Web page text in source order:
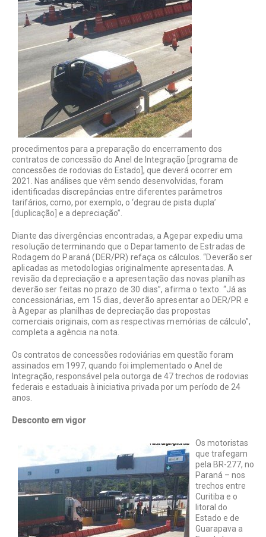
procedimentos para a preparação do encerramento dos
contratos de concessão do Anel de Integração [programa de
concessões de rodovias do Estado], que deverá ocorrer em
2021. Nas análises que vêm sendo desenvolvidas, foram
identificadas discrepâncias entre diferentes parâmetros
tarifários, como, por exemplo, o ‘degrau de pista dupla’
[duplicação] e a depreciação”.
Diante das divergências encontradas, a Agepar expediu uma
resolução determinando que o Departamento de Estradas de
Rodagem do Paraná (DER/PR) refaça os cálculos. “Deverão ser
aplicadas as metodologias originalmente apresentadas. A
revisão da depreciação e a apresentação das novas planilhas
deverão ser feitas no prazo de 30 dias”, afirma o texto. “Já as
concessionárias, em 15 dias, deverão apresentar ao DER/PR e
à Agepar as planilhas de depreciação das propostas
comerciais originais, com as respectivas memórias de cálculo”,
completa a agência na nota.
Os contratos de concessões rodoviárias em questão foram
assinados em 1997, quando foi implementado o Anel de
Integração, responsável pela outorga de 47 trechos de rodovias
federais e estaduais à iniciativa privada por um período de 24
anos.
Desconto em vigor
Os motoristas
que trafegam
pela BR-277, no
Paraná – nos
trechos entre
Curitiba e o
litoral do
Estado e de
Guarapava a